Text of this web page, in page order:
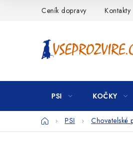
Ceník dopravy Kontakty
PSI KOČKY
DomůPSI Chovatelské